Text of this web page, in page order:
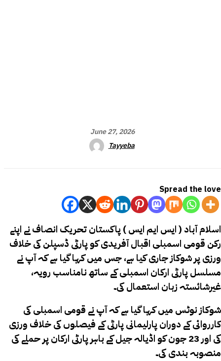
June 27, 2026
Tayyeba
Spread the love
رکن قومی اسمبلی اقبال آفریدی کو پارٹی ڈسپلن کی خلاف
ورزی پر شوکاز جاری کیا ہے، جس میں کہا گیا ہے کہ آپ نے
مسلسل پارٹی ارکان اسمبلی کے ساتھ نامناسب رویہ،
غیرشائستہ زبان استعمال کی۔
شوکاز نوٹس میں کہا گیا ہے کہ آپ نے قومی اسمبلی کی
کارروائی کے دوران پارلیمانی پارٹی کے فیصلوں کی خلاف ورزی
کی اور 23 جون کو اڈیالہ جیل کے باہر پارٹی ارکان پر حملے کی
منصوبہ بندی کی۔